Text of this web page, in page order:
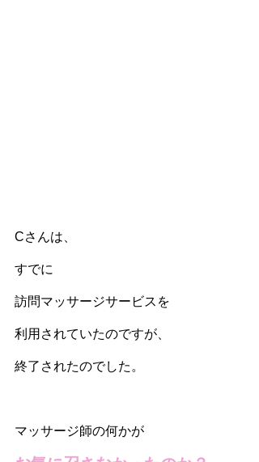
Cさんは、
すでに
訪問マッサージサービスを
利用されていたのですが、
終了されたのでした。
マッサージ師の何かが